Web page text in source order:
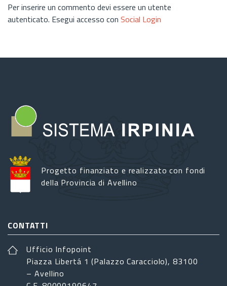
Per inserire un commento devi essere un utente
autenticato. Esegui accesso con Social Login
Progetto finanziato e realizzato con fondi
della Provincia di Avellino
CONTATTI
Ufficio Infopoint
Piazza Libertá 1 (Palazzo Caracciolo), 83100
– Avellino